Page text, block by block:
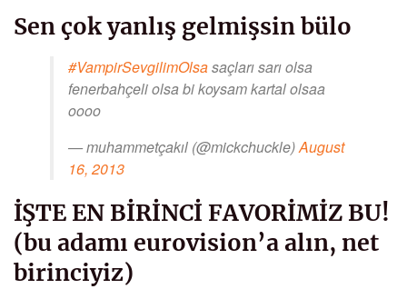
Sen çok yanlış gelmişsin bülo
#VampirSevgilimOlsasaçları sarı olsa
fenerbahçeli olsa bi koysam kartal olsaa
oooo
— muhammetçakıl (@mickchuckle)August
16, 2013
İŞTE EN BİRİNCİ FAVORİMİZ BU!
(bu adamı eurovision’a alın, net
birinciyiz)